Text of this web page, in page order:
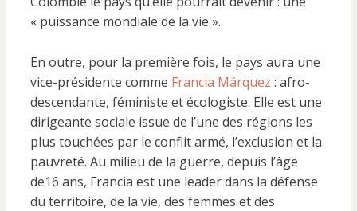
« puissance mondiale de la vie ».
En outre, pour la première fois, le pays aura une
vice-présidente comme Francia Márquez : afro-
descendante, féministe et écologiste. Elle est une
dirigeante sociale issue de l’une des régions les
plus touchées par le conflit armé, l’exclusion et la
pauvreté. Au milieu de la guerre, depuis l’âge
de16 ans, Francia est une leader dans la défense
du territoire, de la vie, des femmes et des